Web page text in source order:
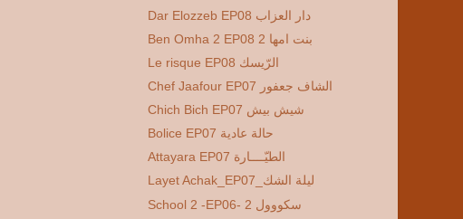
Dar Elozzeb EP08 دار العزاب
Ben Omha 2 EP08 2 بنت امها
Le risque EP08 الرّيسك
Chef Jaafour EP07 الشاف جعفور
Chich Bich EP07 شيش بيش
Bolice EP07 حالة عادية
Attayara EP07 الطيّــــارة
Layet Achak_EP07_ليلة الشك
School 2 -EP06- 2 سكووول